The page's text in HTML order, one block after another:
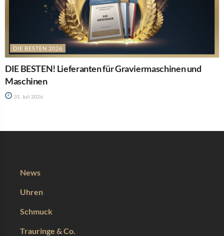
DIE BESTEN 2026
DIE BESTEN! Lieferanten für Graviermaschinen und
Maschinen
31. Juli 2026
News
Uhren
Schmuck
Trauringe & Co.